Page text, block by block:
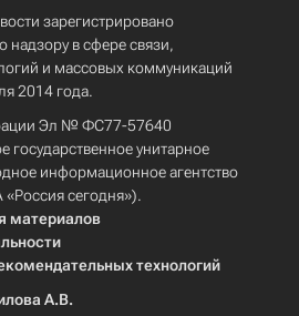
зарегистрировано
надзору в сфере связи,
и массовых коммуникаций
2014 года.
Эл № ФС77-57640
государственное унитарное
информационное агентство
сегодня»).
материалов
технологий
А.В.